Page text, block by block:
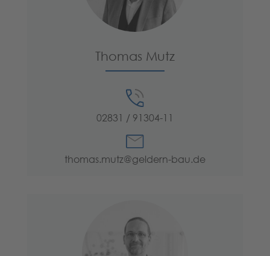
Thomas Mutz
02831 / 91304-11
thomas.mutz@geldern-bau.de